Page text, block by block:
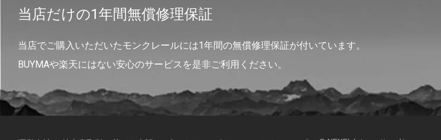
当店だけの1年間無償修理保証
当店でご購入いただいたモンクレールには1年間の無償修理保証が付いています。
BUYMAや楽天にはない安心のサービスを是非ご利用ください。